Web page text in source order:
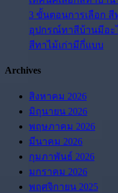
3 ขั้นตอนการเลือก
อุปกรณ์ทาสีบ้านมีอะ
สีทาไม้เก่ามีกี่แบบ
Archives
สิงหาคม 2026
มิถุนายน 2026
พฤษภาคม 2026
มีนาคม 2026
กุมภาพันธ์ 2026
มกราคม 2026
พฤศจิกายน 2025